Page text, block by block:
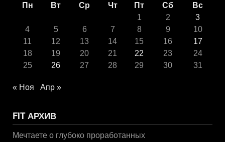
Пн
Вт Ср Чт Пт Сб
Вс
1
2
3
4
5 6 7 8 9
10
11
12 13 14 15 16
17
18
19 20 21 22 23
24
25
26 27 28 29 30 31
« Ноя Апр »
FIT АРХИВ
Мечтаете о глубоко проработанных